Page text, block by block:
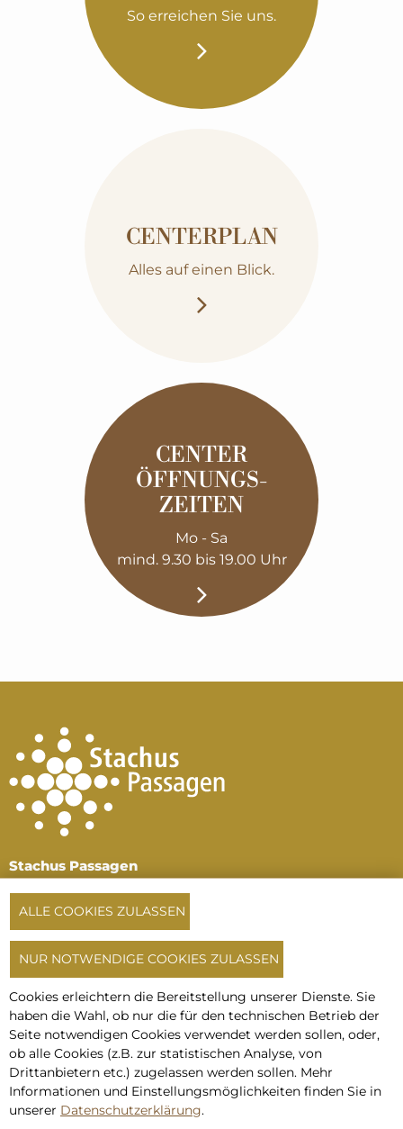
So erreichen Sie uns.
CENTERPLAN
Alles auf einen Blick.
CENTER
ÖFFNUNGS­
ZEITEN
Mo - Sa
mind. 9.30 bis 19.00 Uhr
Stachus Passagen
Untergeschoss
Tel:+49 89 516 196 64
oder+49 172 720 33 14
Kontakt
Impressum
Datenschutz
Hausordnung
Cookies erleichtern die Bereitstellung unserer Dienste. Sie
haben die Wahl, ob nur die für den technischen Betrieb der
Seite notwendigen Cookies verwendet werden sollen, oder,
ob alle Cookies (z.B. zur statistischen Analyse, von
Drittanbietern etc.) zugelassen werden sollen. Mehr
Informationen und Einstellungs­möglich­keiten finden Sie in
unserer Datenschutzerklärung.
ALLE COOKIES ZULASSEN
NUR NOTWENDIGE COOKIES ZULASSEN